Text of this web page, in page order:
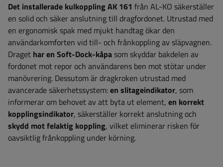
Det installerade kulkoppling AK 161 från AL-KO säkerställer
en solid och säker anslutning till dragfordonet. Utrustad med
en ergonomisk spak med mjukt handtag ökar den
användarkomforten vid till- och frånkoppling av släpvagnen.
Draget har en Soft-Dock-kåpasom skyddar bakdelen av
fordonet mot repor och användarens ben mot stötar under
manövrering. Dessutom är dragkroken utrustad med
avancerade säkerhetssystem:en slitageindikator, som
informerar om behovet av att byta ut element, en korrekt
kopplingsindikator, säkerställer korrekt anslutning och
skydd mot felaktig koppling, vilket eliminerar risken för
oavsiktlig frånkoppling under körning.